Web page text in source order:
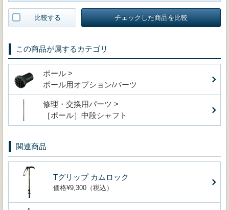
比較する チェックした商品を比較
この商品が属するカテゴリ
ポール >
ポール用オプション/パーツ
修理・交換用パーツ >
［ポール］中段シャフト
関連商品
Tグリップ カムロック
価格¥9,300（税込）